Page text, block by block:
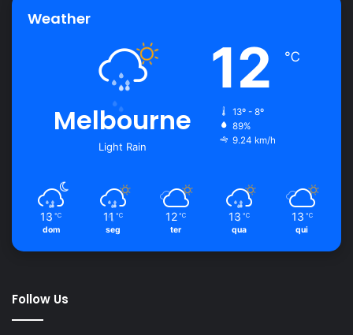
Weather
Melbourne
Light Rain
12 ℃
13º - 8º
89%
9.24 km/h
13 ℃
dom
11 ℃
seg
12 ℃
ter
13 ℃
qua
13 ℃
qui
Follow Us